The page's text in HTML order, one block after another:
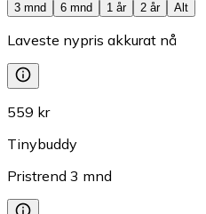
3 mnd 6 mnd 1 år 2 år Alt
Laveste nypris akkurat nå
559 kr
Tinybuddy
Pristrend 3 mnd